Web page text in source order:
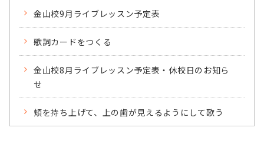
金山校9月ライブレッスン予定表
歌詞カードをつくる
金山校8月ライブレッスン予定表・休校日のお知ら
せ
頬を持ち上げて、上の歯が見えるようにして歌う